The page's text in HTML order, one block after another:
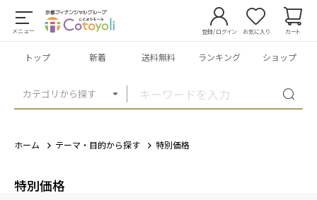
メニュー
カテゴリから探す
登録/ログイン お気に入り カート
トップ 新着 送料無料 ランキング ショップ
ホーム テーマ・目的から探す 特別価格
特別価格